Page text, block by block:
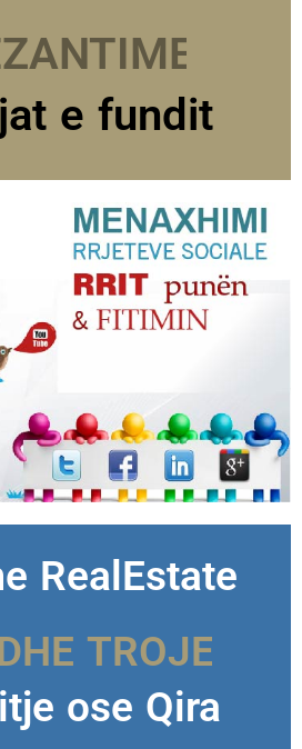
e fundit
RealEstate
TROJE
ose Qira